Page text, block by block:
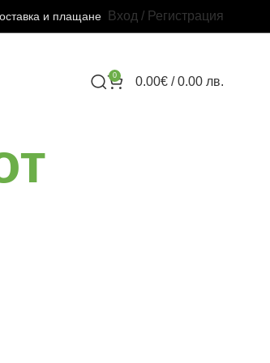
и плащане Вход / Регистрация
0 0.00€/ 0.00 лв.